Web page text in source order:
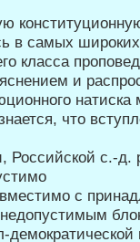
в самых
класса
и
что
Российской с.-
с